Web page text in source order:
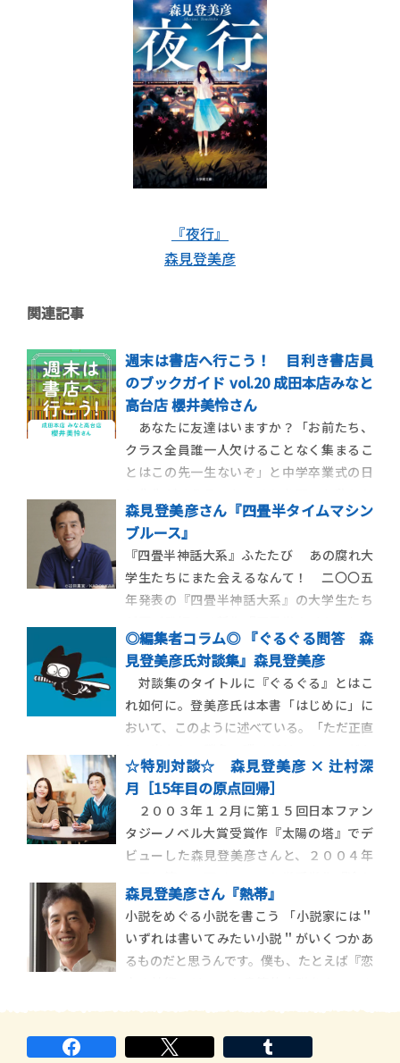
『夜行』
森見登美彦
関連記事
週末は書店へ行こう！ 目利き書店員
のブックガイド vol.20 成田本店みなと
高台店 櫻井美怜さん
あなたに友達はいますか？「お前たち、
クラス全員誰一人欠けることなく集まるこ
とはこの先一生ないぞ」と中学卒業式の日
はそんなわけがない、クラス会で必ず集ま
るんだと騒ぎ、廊下まで響き渡るブーイン
グが起きたが、賭けてもいいと先生はやけ
に強気だった。別に誰かが死ぬと言ってい
るわけじじゃない
森見登美彦さん『四畳半タイムマシン
ブルース』
『四畳半神話大系』ふたたび あの腐れ大
学生たちにまた会えるなんて！ 二〇〇五
年発表の『四畳半神話大系』の大学生たち
ブルース』。物語の原案は、劇団ヨーロッ
パ企画を主宰する上田誠さんによる二〇〇
一年初演の舞台『サマータイムマシン・ブ
ルース』。上田さんといえば、これ […]
◎編集者コラム◎ 『ぐるぐる問答 森
見登美彦氏対談集』森見登美彦
対談集のタイトルに『ぐるぐる』とはこ
れ如何に。登美彦氏は本書「はじめに」に
おいて、このように述べている。「ただ正直
ら私はたいていの対談でぐるぐるしてしま
う。それゆえに『ぐるぐる問答』である」
すなわち、この『ぐるぐる』とは登美彦氏
の対談相手への敬愛の念であったり、尊敬
の心であったり
☆特別対談☆ 森見登美彦 × 辻村深
月［15年目の原点回帰］
２００３年１２月に第１５回日本ファン
タジーノベル大賞受賞作『太陽の塔』でデ
ビューした森見登美彦さんと、２００４年
い校舎の時は止まる』でデビューした辻村
深月さんは、「ほぼ同期」だ。年齢は一歳
違いで、「同世代」でもある。 相前後して
デビュー１５周年を迎える二人が、 […]
森見登美彦さん『熱帯』
小説をめぐる小説を書こう 「小説家には＂
いずれは書いてみたい小説＂がいくつかあ
るものだと思うんです。僕も、たとえば『恋
本が出てくるような、入れ子になっている